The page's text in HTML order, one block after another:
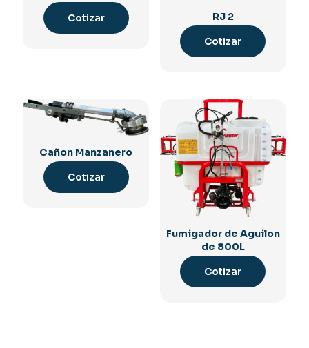
Cotizar
RJ 2
Cotizar
Cañon Manzanero
Cotizar
Fumigador de Aguilon
de 800L
Cotizar